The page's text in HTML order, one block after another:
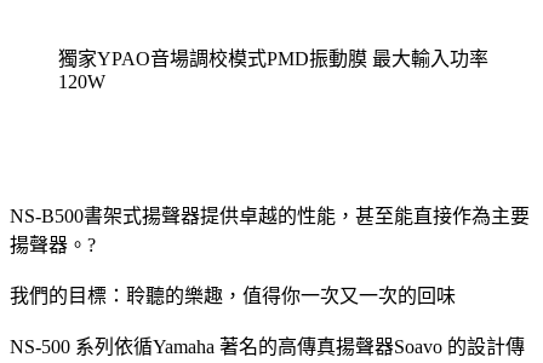
獨家YPAO音場調校模式PMD振動膜 最大輸入功率
120W
NS-B500書架式揚聲器提供卓越的性能，甚至能直接作為主要
揚聲器。?
我們的目標：聆聽的樂趣，值得你一次又一次的回味
NS-500 系列依循Yamaha 著名的高傳真揚聲器Soavo 的設計傳